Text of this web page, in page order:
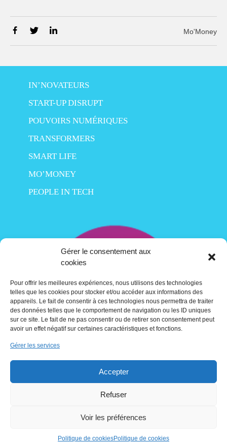
Gérer le consentement aux
cookies
Pour offrir les meilleures expériences, nous utilisons des technologies
telles que les cookies pour stocker et/ou accéder aux informations des
appareils. Le fait de consentir à ces technologies nous permettra de traiter
des données telles que le comportement de navigation ou les ID uniques
sur ce site. Le fait de ne pas consentir ou de retirer son consentement peut
avoir un effet négatif sur certaines caractéristiques et fonctions.
Gérer les services
Accepter
Refuser
Voir les préférences
Politique de cookiesPolitique de cookies
Mo'Money
IN’NOVATEURS
START-UP DISRUPT
POUVOIRS NUMÉRIQUES
TRANSFORMERS
SMART LIFE
MO’MONEY
PEOPLE IN TECH
Crédits